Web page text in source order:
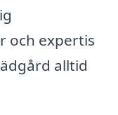
och expertis
alltid